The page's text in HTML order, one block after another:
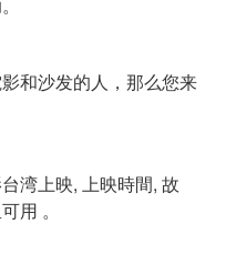
和沙发的人，那么您来
湾上映, 上映時間, 故
用 。